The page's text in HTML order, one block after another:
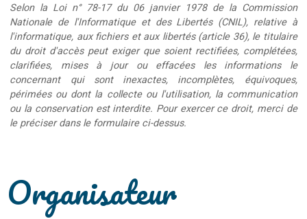
Selon la Loi n° 78-17 du 06 janvier 1978 de la Commission
Nationale de l'Informatique et des Libertés (CNIL), relative à
l'informatique, aux fichiers et aux libertés (article 36), le titulaire
du droit d'accès peut exiger que soient rectifiées, complétées,
clarifiées, mises à jour ou effacées les informations le
concernant qui sont inexactes, incomplètes, équivoques,
périmées ou dont la collecte ou l'utilisation, la communication
ou la conservation est interdite. Pour exercer ce droit, merci de
le préciser dans le formulaire ci-dessus.
Organisateur